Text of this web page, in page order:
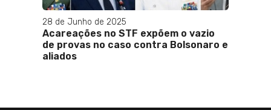
28 de Junho de 2025
Acareações no STF expõem o vazio
de provas no caso contra Bolsonaro e
aliados